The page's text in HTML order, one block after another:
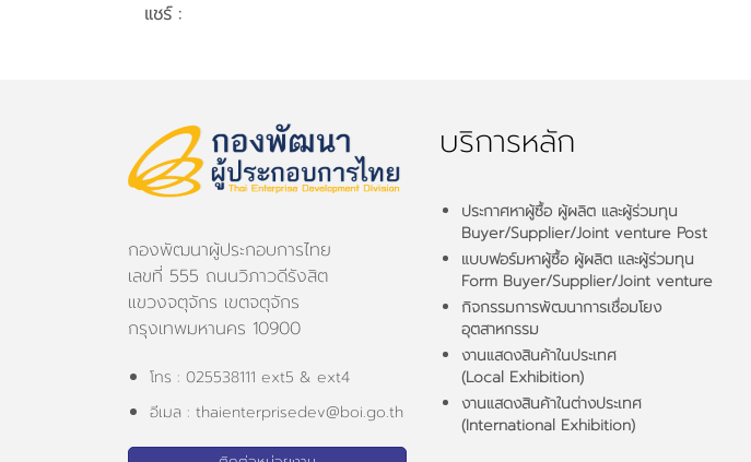
แชร์ :
กองพัฒนาผู้ประกอบการไทย
เลขที่ 555 ถนนวิภาวดีรังสิต
แขวงจตุจักร เขตจตุจักร
กรุงเทพมหานคร 10900
โทร : 025538111 ext5 & ext4
อีเมล : thaienterprisedev@boi.go.th
บริการหลัก
ประกาศหาผู้ซื้อ ผู้ผลิต และผู้ร่วมทุน
Buyer/Supplier/Joint venture Post
แบบฟอร์มหาผู้ซื้อ ผู้ผลิต และผู้ร่วมทุน
Form Buyer/Supplier/Joint venture
กิจกรรมการพัฒนาการเชื่อมโยง
อุตสาหกรรม
งานแสดงสินค้าในประเทศ
(Local Exhibition)
งานแสดงสินค้าในต่างประเทศ
(International Exhibition)